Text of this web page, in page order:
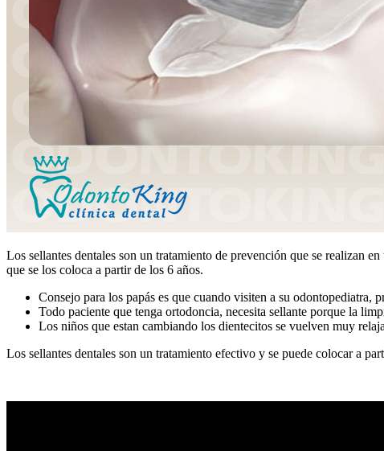
Los sellantes dentales son un tratamiento de prevención que se realizan
que se los coloca a partir de los 6 años.
Consejo para los papás es que cuando visiten a su odontopediatra,
Todo paciente que tenga ortodoncia, necesita sellante porque la
Los niños que estan cambiando los dientecitos se vuelven muy
Los sellantes dentales son un tratamiento efectivo y se puede colocar a